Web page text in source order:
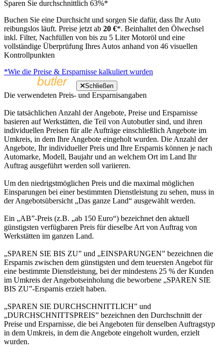
Sparen Sie durchschnittlich 63%*
Buchen Sie eine Durchsicht und sorgen Sie dafür, dass Ihr Auto
reibungslos läuft. Preise jetzt ab 20 €*. Beinhaltet den Ölwechsel
inkl. Filter, Nachfüllen von bis zu 5 Liter Motoröl und eine
vollständige Überprüfung Ihres Autos anhand von 46 visuellen
Kontrollpunkten
*Wie die Preise & Ersparnisse kalkuliert wurden
Schließen
Die verwendeten Preis- und Ersparnisangaben
Die tatsächlichen Anzahl der Angebote, Preise und Ersparnisse
basieren auf Werkstätten, die Teil von Autobutler sind, und ihren
individuellen Preisen für alle Aufträge einschließlich Angebote im
Umkreis, in dem Ihre Angebote eingeholt wurden. Die Anzahl der
Angebote, Ihr individueller Preis und Ihre Ersparnis können je nach
Automarke, Modell, Baujahr und an welchem Ort im Land Ihr
Auftrag ausgeführt werden soll variieren.
Um den niedrigstmöglichen Preis und die maximal möglichen
Einsparungen bei einer bestimmten Dienstleistung zu sehen, muss in
der Angebotsübersicht „Das ganze Land“ ausgewählt werden.
Ein „AB”-Preis (z.B. „ab 150 Euro“) bezeichnet den aktuell
günstigsten verfügbaren Preis für dieselbe Art von Auftrag von
Werkstätten im ganzen Land.
„SPAREN SIE BIS ZU” und „EINSPARUNGEN” bezeichnen die
Ersparnis zwischen dem günstigsten und dem teuersten Angebot für
eine bestimmte Dienstleistung, bei der mindestens 25 % der Kunden
im Umkreis der Angebotseinholung die beworbene „SPAREN SIE
BIS ZU”-Ersparnis erzielt haben.
„SPAREN SIE DURCHSCHNITTLICH” und
„DURCHSCHNITTSPREIS” bezeichnen den Durchschnitt der
Preise und Ersparnisse, die bei Angeboten für denselben Auftragstyp
in dem Umkreis, in dem die Angebote eingeholt wurden, erzielt
wurden.